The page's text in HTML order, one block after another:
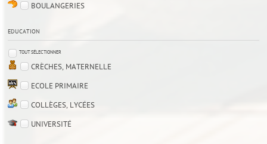
BOULANGERIES
EDUCATION
TOUT SÉLECTIONNER
CRÈCHES, MATERNELLE
ECOLE PRIMAIRE
COLLÈGES, LYCÉES
UNIVERSITÉ